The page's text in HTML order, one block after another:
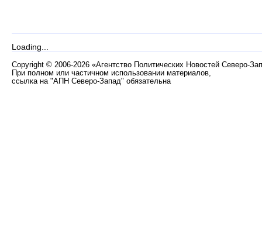
Loading...
Copyright © 2006-2026 «Агентство Политических Новостей Северо-
При полном или частичном использовании материалов,
ссылка на "АПН Северо-Запад" обязательна